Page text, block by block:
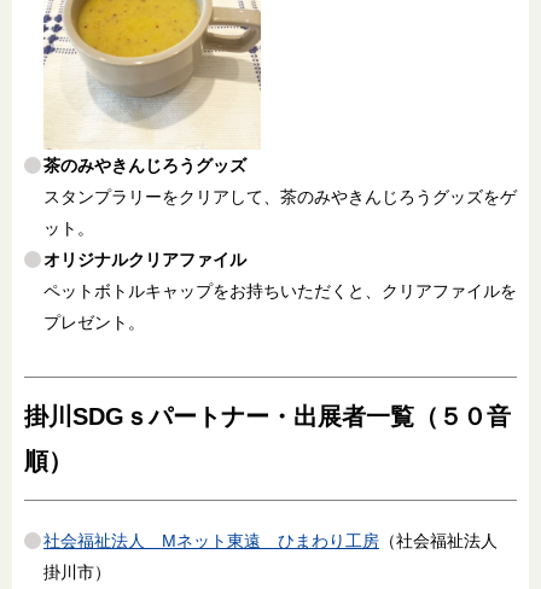
茶のみやきんじろうグッズ
スタンプラリーをクリアして、茶のみやきんじろうグッズをゲ
ット。
オリジナルクリアファイル
ペットボトルキャップをお持ちいただくと、クリアファイルを
プレゼント。
掛川SDGｓパートナー・出展者一覧（５０音
順）
社会福祉法人 Mネット東遠 ひまわり工房 （社会福祉法人
掛川市）